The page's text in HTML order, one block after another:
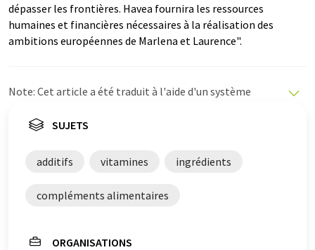
dépasser les frontières. Havea fournira les ressources
humaines et financières nécessaires à la réalisation des
ambitions européennes de Marlena et Laurence".
Note: Cet article a été traduit à l'aide d'un système
propose ces traductions automatiques pour présenter
été traduit avec traduction automatique, il est possible
qu'il contienne des erreurs de vocabulaire, de syntaxe ou
de grammaire. L'article original dans Allemand peut
être trouvéici.
SUJETS
additifs vitamines ingrédients
compléments alimentaires
ORGANISATIONS